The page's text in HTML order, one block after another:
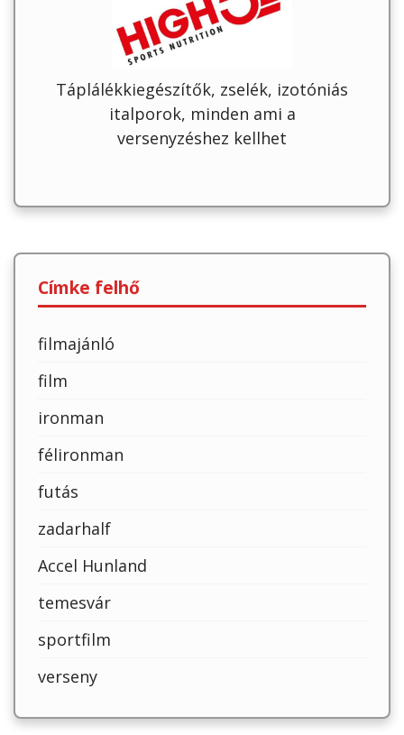
Táplálékkiegészítők, zselék, izotóniás
italporok, minden ami a
versenyzéshez kellhet
Címke felhő
filmajánló
film
ironman
félironman
futás
zadarhalf
Accel Hunland
temesvár
sportfilm
verseny